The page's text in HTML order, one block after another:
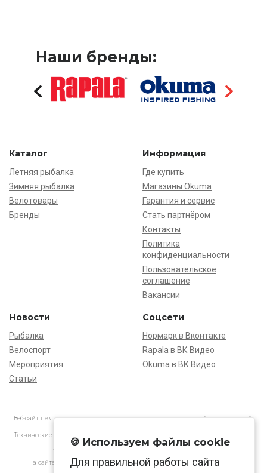
Наши бренды:
Каталог
Летняя рыбалка
Зимняя рыбалка
Велотовары
Бренды
Информация
Где купить
Магазины Okuma
Гарантия и сервис
Стать партнёром
Контакты
Политика
конфиденциальности
Пользовательское
соглашение
Вакансии
Новости
Рыбалка
Велоспорт
Мероприятия
Статьи
Соцсети
Нормарк в Вконтакте
Rapala в ВК Видео
Okuma в ВК Видео
Веб-сайт не является основанием для предъявления претензий и рекламаций,
Технические характеристики товаров могут отличаться от указанных на сайте.
АО «Нормарк» ИНН 7728172512 ОГРН 1037739603505
На сайте применяютсярекомендательные технологиив соответствии
🍪 Используем файлы cookie
Для правильной работы сайта